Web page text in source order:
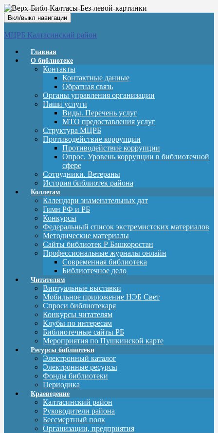
Вкл/выкл навигации
МЦРБ Калтасинский район
Главная
О библиотеке
Контакты
Контактные данные
Обратная связь
Органы управления организации
Наши услуги
Виды. Перечень услуг
МТО предоставления услуг
Структура МЦРБ
Противодействие коррупции
Противодействие коррупции
Опрос. Уровень коррупции в библиотечной
сфере
Сотрудники. Ветераны
История библиотек района
Коллегам
Календари знаменательных дат
Гимн РФ и РБ
Конкурсы
Федеральный список экстремистских материалов
Методические материалы
Сайты библиотек Р Башкоростан
Профессиональные журналы онлайн
Современная библиотека
Библиотечное дело
Читателям
Виртуальные выставки
Мобильное приложение НЭБ Свет
Спроси библиотекаря
Конкурсы читателям
Клубы по интересам
Библиотечные сайты РБ
Мероприятия по Пушкинской карте
Ресурсы библиотеки
Электронный каталог
Электронные ресурсы
Фонды библиотеки
Периодика
Краеведение
Калтасинский район
Руководители района
Бессмертный полк
Организации, предприятия